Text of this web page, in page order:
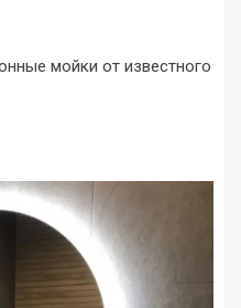
мойки от известного